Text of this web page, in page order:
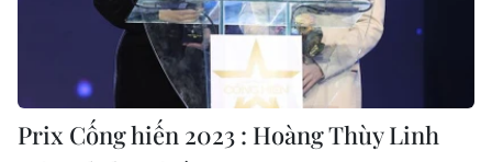
Prix Cống hiến 2023 : Hoàng Thùy Linh